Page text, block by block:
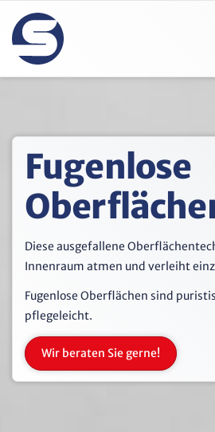
Fugenlose
Diese ausgefallene
Innenraum atmen und verleiht
Fugenlose Oberflächen sind
pflegeleicht.
Wir beraten Sie gerne!